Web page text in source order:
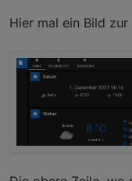
Hier mal ein Bild zur